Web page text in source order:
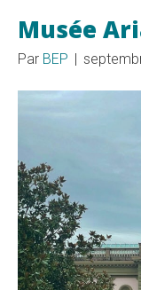
Musée
Par BEP |